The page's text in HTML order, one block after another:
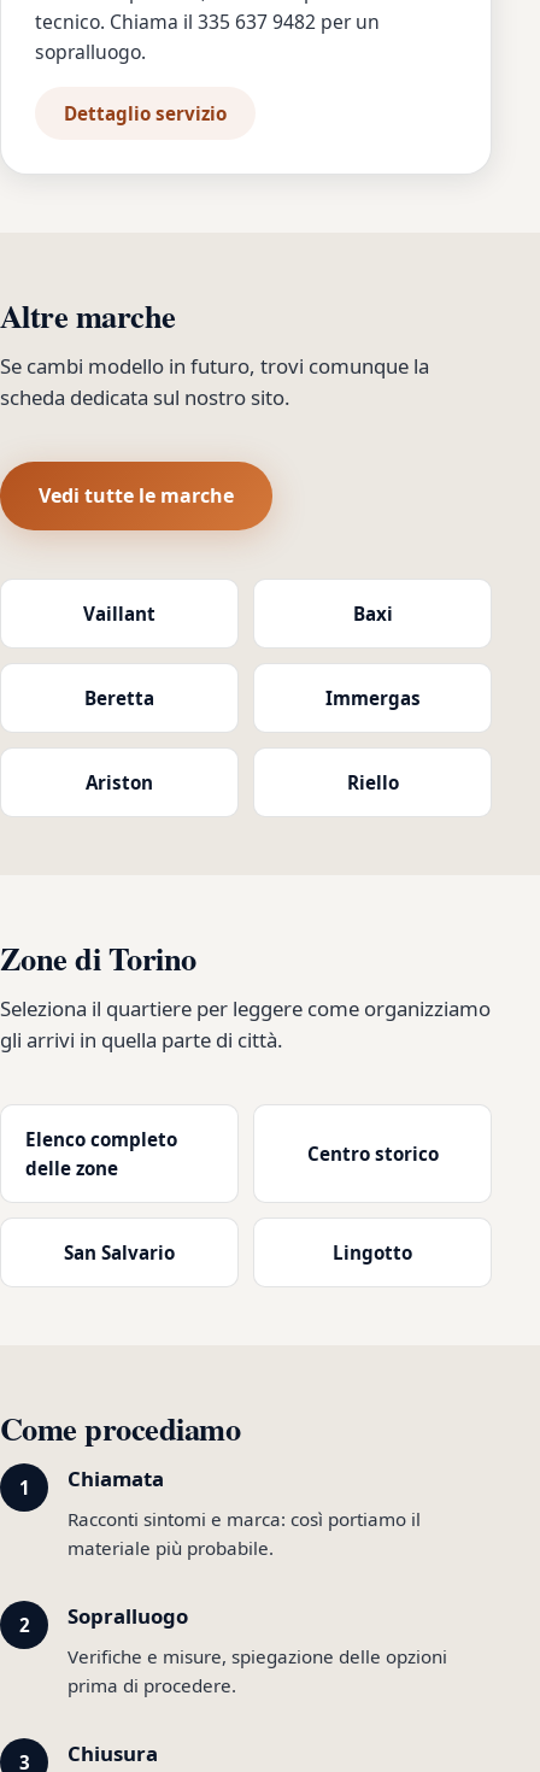
tecnico. Chiama il 335 637 9482 per un
sopralluogo.
Dettaglio servizio
Altre marche
Se cambi modello in futuro, trovi comunque la
scheda dedicata sul nostro sito.
Vedi tutte le marche
Vaillant Baxi
Beretta Immergas
Ariston Riello
Zone di Torino
Seleziona il quartiere per leggere come organizziamo
gli arrivi in quella parte di città.
Elenco completo
delle zone
Centro storico
San Salvario Lingotto
Come procediamo
Chiamata
Racconti sintomi e marca: così portiamo il
materiale più probabile.
Sopralluogo
Verifiche e misure, spiegazione delle opzioni
prima di procedere.
Chiusura